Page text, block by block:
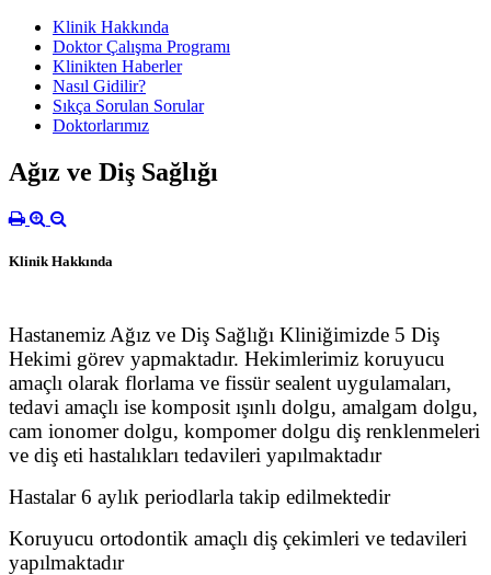
Klinik Hakkında
Doktor Çalışma Programı
Klinikten Haberler
Nasıl Gidilir?
Sıkça Sorulan Sorular
Doktorlarımız
Ağız ve Diş Sağlığı
Klinik Hakkında
Hastanemiz Ağız ve Diş Sağlığı Kliniğimizde 5 Diş
Hekimi görev yapmaktadır. Hekimlerimiz koruyucu
amaçlı olarak florlama ve fissür sealent uygulamaları,
tedavi amaçlı ise komposit ışınlı dolgu, amalgam dolgu,
cam ionomer dolgu, kompomer dolgu diş renklenmeleri
ve diş eti hastalıkları tedavileri yapılmaktadır
Hastalar 6 aylık periodlarla takip edilmektedir
Koruyucu ortodontik amaçlı diş çekimleri ve tedavileri
yapılmaktadır